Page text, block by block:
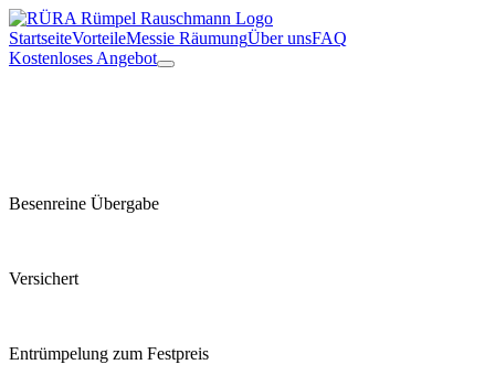
StartseiteVorteileMessie RäumungÜber unsFAQ
Kostenloses Angebot
Besenreine Übergabe
Versichert
Entrümpelung zum Festpreis